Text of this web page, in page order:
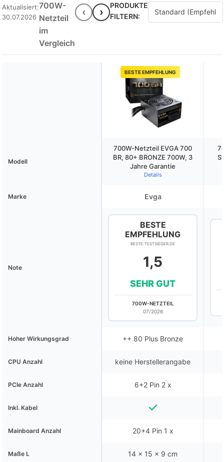
Aktualisiert:
30.07.2026
700W-
Netzteil
im
Vergleich
‹ ›
PRODUKTE
FILTERN:
BESTE EMPFEHLUNG
Modell
700W-Netzteil EVGA 700
BR, 80+ BRONZE 700W, 3
Jahre Garantie
Details
Marke Evga
Note
BESTE
EMPFEHLUNG
BESTE-TESTSIEGER.DE
1,5
SEHR GUT
700W-NETZTEIL
07/2026
Hoher Wirkungsgrad ++ 80 Plus Bronze
CPU Anzahl keine Herstellerangabe
PCIe Anzahl 6+2 Pin 2 x
Inkl. Kabel
Mainboard Anzahl 20+4 Pin 1 x
Maße L 14 x 15 x 9 cm